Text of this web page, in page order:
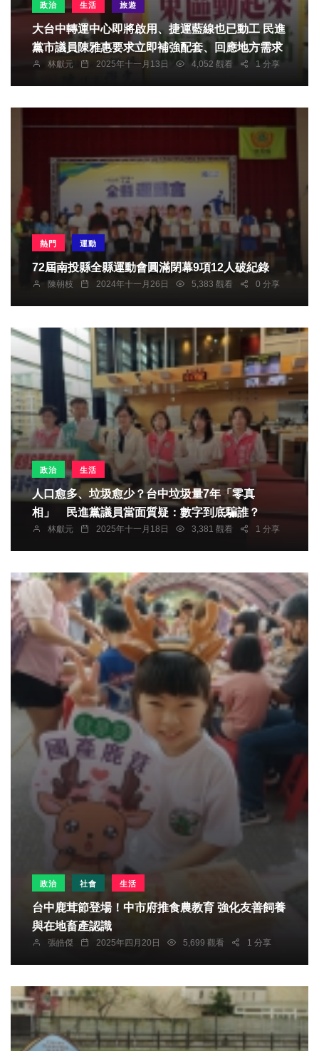
政治 生活 旅遊
大台中轉運中心即將啟用、捷運藍線也已動工 民進
黨市議員陳雅惠要求立即補強配套、回應地方需求
林獻元 2025年十一月13日 4,052 觀看 1 分享
熱門 運動
72屆南投縣全縣運動會圓滿閉幕9項12人破紀錄
陳朝枝 2024年十一月26日 5,383 觀看 0 分享
政治 生活
人口愈多、垃圾愈少？台中垃圾量7年「零真
相」 民進黨議員當面質疑：數字到底騙誰？
林獻元 2025年十一月18日 3,381 觀看 1 分享
政治 社會 生活
台中鹿茸節登場！中市府推食農教育 強化友善飼養
與在地畜產認識
張皓傑 2025年四月20日 5,699 觀看 1 分享